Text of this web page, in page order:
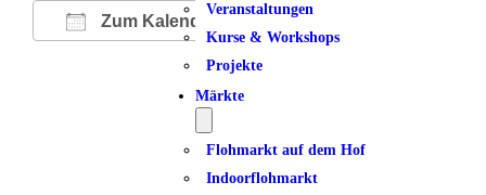
Veranstaltungen
Kurse & Workshops
Projekte
Märkte
Flohmarkt auf dem Hof
Indoorflohmarkt
Zum Kalender hinzufügen
ICS herunterladen
Google Kalender
iCalendarOffice 365